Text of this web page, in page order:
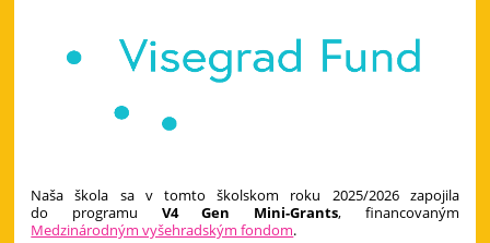
Naša škola sa v tomto školskom roku 2025/2026 zapojila
do programu V4 Gen Mini-Grants, financovaným
Medzinárodným vyšehradským fondom.